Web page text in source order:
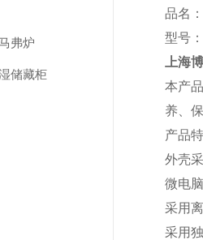
弗炉
储藏柜
品名
型号
上海
本产
养、
产品
外壳
微电
采用
采用